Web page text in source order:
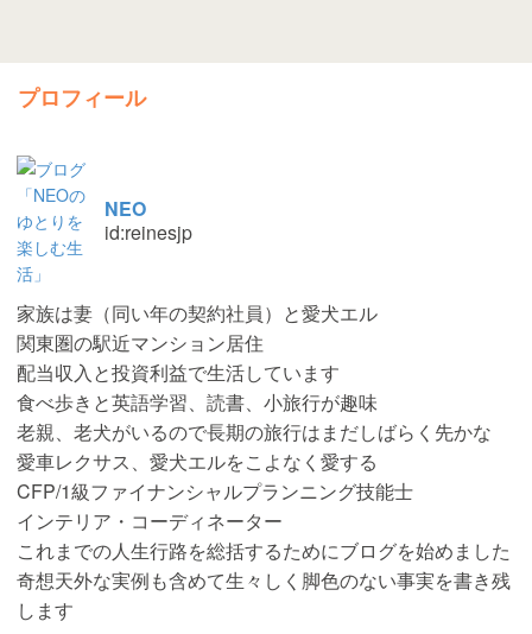
プロフィール
NEO
id:reinesjp
家族は妻（同い年の契約社員）と愛犬エル
関東圏の駅近マンション居住
配当収入と投資利益で生活しています
食べ歩きと英語学習、読書、小旅行が趣味
老親、老犬がいるので長期の旅行はまだしばらく先かな
愛車レクサス、愛犬エルをこよなく愛する
CFP/1級ファイナンシャルプランニング技能士
インテリア・コーディネーター
これまでの人生行路を総括するためにブログを始めました
奇想天外な実例も含めて生々しく脚色のない事実を書き残
します